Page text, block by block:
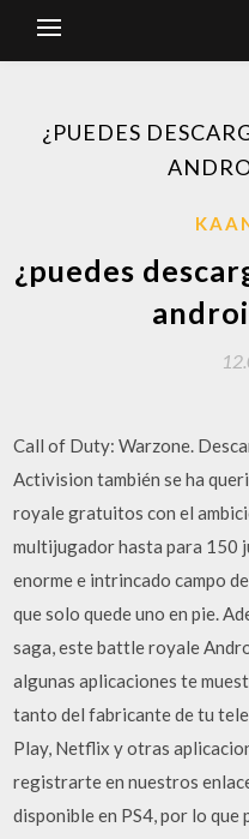
¿PUEDES
¿puedes
Call of Duty: Warzone.
Activision también se ha
royale gratuitos con el
multijugador hasta para 150
enorme e intrincado campo
que solo quede uno en pie.
saga, este battle royale
algunas aplicaciones te
tanto del fabricante de tu
Play, Netflix y otras
registrarte en nuestros
disponible en PS4, por lo